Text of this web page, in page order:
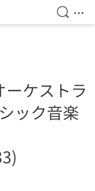
検索を
メ
ーケストラ
ック音楽